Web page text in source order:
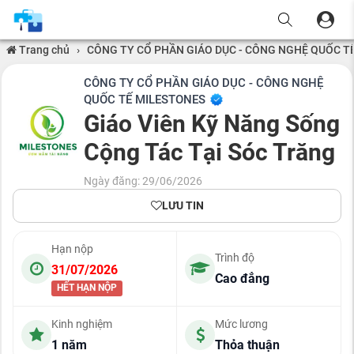
Trang chủ › CÔNG TY CỔ PHẦN GIÁO DỤC - CÔNG NGHỆ QUỐC
CÔNG TY CỔ PHẦN GIÁO DỤC - CÔNG NGHỆ
QUỐC TẾ MILESTONES
Giáo Viên Kỹ Năng Sống
Cộng Tác Tại Sóc Trăng
Ngày đăng: 29/06/2026
LƯU TIN
Hạn nộp
31/07/2026
HẾT HẠN NỘP
Trình độ
Cao đẳng
Kinh nghiệm
1 năm
Mức lương
Thỏa thuận